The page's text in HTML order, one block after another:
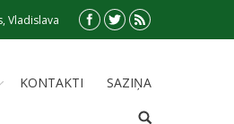
Vladislava
KONTAKTI SAZIŅA